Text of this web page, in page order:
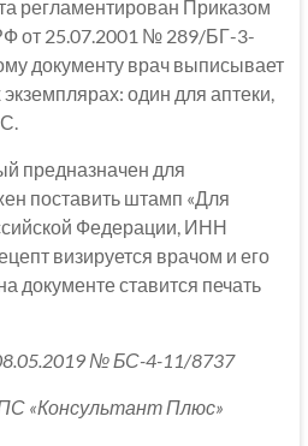
регламентирован Приказом
от 25.07.2001 № 289/БГ-3-
документу врач выписывает
один для аптеки,
предназначен для
поставить штамп «Для
Федерации, ИНН
визируется врачом и его
документе ставится печать
№ БС-4-11/8737
«Консультант Плюс»